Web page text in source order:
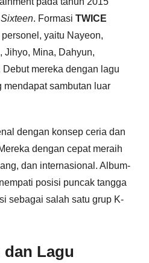
Sixteen. Formasi TWICE
yaitu Nayeon,
Jihyo, Mina, Dahyun,
mereka dengan lagu
mendapat sambutan luar
dengan konsep ceria dan
dengan cepat meraih
dan internasional. Album-
posisi puncak tangga
sebagai salah satu grup K-
Lagu